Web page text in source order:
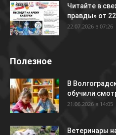
Читайте в
правды» от
22.07.2026 в 07:26
Полезное
В
обучили
21.06.2026 в 14:05
Ветеринары